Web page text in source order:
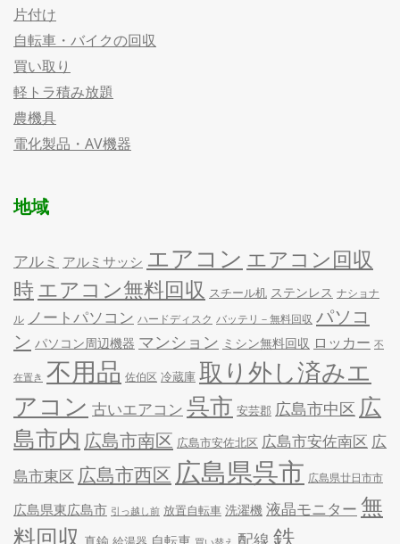
片付け
自転車・バイクの回収
買い取り
軽トラ積み放題
農機具
電化製品・AV機器
地域
アルミ アルミサッシ エアコン エアコン回収
時エアコン無料回収 スチール机 ステンレス ナショナ
ル ノートパソコン ハードディスク バッテリ－無料回収 パソコ
ン パソコン周辺機器 マンション ミシン無料回収 ロッカー 不
在置き 不用品 佐伯区 冷蔵庫 取り外し済みエ
アコン 古いエアコン 呉市 安芸郡 広島市中区 広
島市内 広島市南区 広島市安佐北区 広島市安佐南区 広
島市東区 広島市西区 広島県呉市 広島県廿日市市
広島県東広島市 引っ越し前 放置自転車 洗濯機 液晶モニター 無
料回収 真鍮 自転車 配線 鉄